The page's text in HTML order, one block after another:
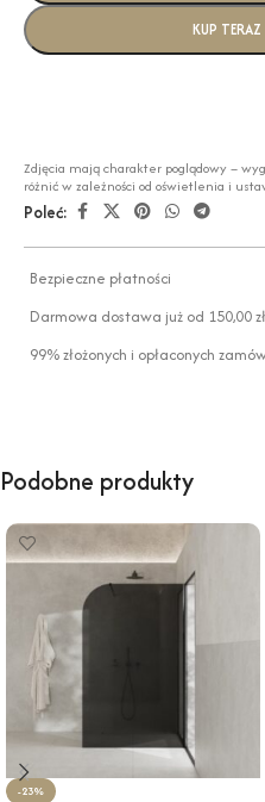
KUP TERAZ
Zdjęcia mają charakter poglądowy –
różnić w zależności od oświetlenia i
Poleć:
Bezpieczne płatności
Darmowa dostawa już od 150,00 zł
99% złożonych i opłaconych
Podobne produkty
-23%